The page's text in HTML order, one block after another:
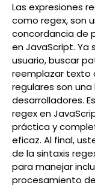
Las expresiones
como regex, son
concordancia de
en JavaScript.
usuario, buscar
reemplazar texto
regulares son
desarrolladores.
regex en
práctica y
eficaz. Al final,
de la sintaxis
para manejar
procesamiento